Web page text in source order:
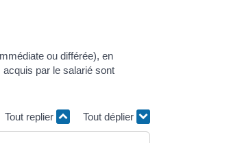
ou différée), en
par le salarié sont
Tout replier Tout déplier